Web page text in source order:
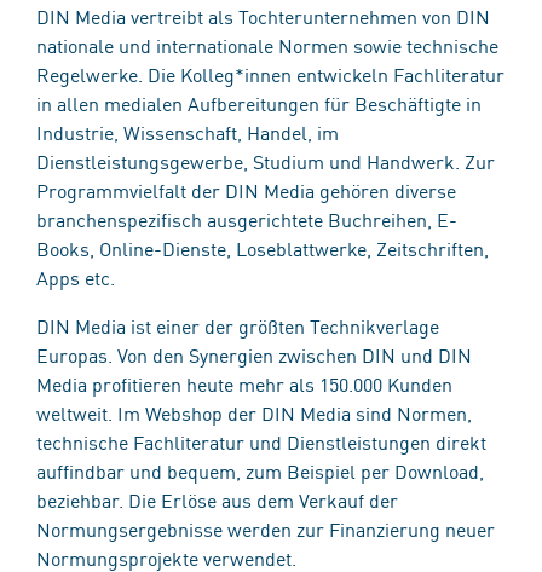
DIN Media vertreibt als Tochterunternehmen von DIN
nationale und internationale Normen sowie technische
Regelwerke. Die Kolleg*innen entwickeln Fachliteratur
in allen medialen Aufbereitungen für Beschäftigte in
Industrie, Wissenschaft, Handel, im
Dienstleistungsgewerbe, Studium und Handwerk. Zur
Programmvielfalt der DIN Media gehören diverse
branchenspezifisch ausgerichtete Buchreihen, E-
Books, Online-Dienste, Loseblattwerke, Zeitschriften,
Apps etc.
DIN Media ist einer der größten Technikverlage
Europas. Von den Synergien zwischen DIN und DIN
Media profitieren heute mehr als 150.000 Kunden
weltweit. Im Webshop der DIN Media sind Normen,
technische Fachliteratur und Dienstleistungen direkt
auffindbar und bequem, zum Beispiel per Download,
beziehbar. Die Erlöse aus dem Verkauf der
Normungsergebnisse werden zur Finanzierung neuer
Normungsprojekte verwendet.